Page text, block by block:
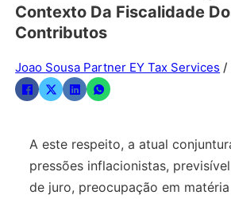
Contexto Da Fiscalidade
Contributos
Joao Sousa Partner EY Tax Services /
A este respeito, a atual
pressões inflacionistas,
de juro, preocupação em